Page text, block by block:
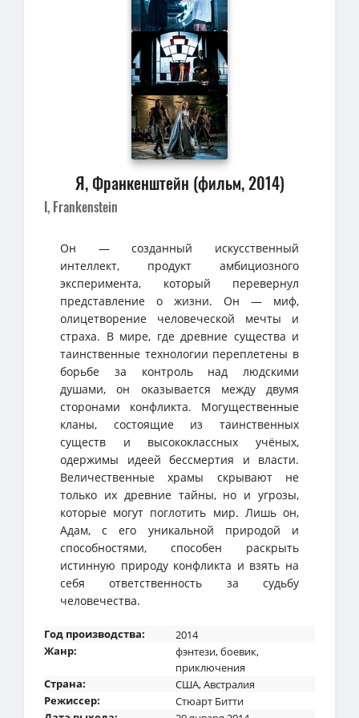
Я, Франкенштейн (фильм, 2014)
I, Frankenstein
Он — созданный искусственный
интеллект, продукт амбициозного
эксперимента, который перевернул
представление о жизни. Он — миф,
олицетворение человеческой мечты и
страха. В мире, где древние существа и
таинственные технологии переплетены в
борьбе за контроль над людскими
душами, он оказывается между двумя
сторонами конфликта. Могущественные
кланы, состоящие из таинственных
существ и высококлассных учёных,
одержимы идеей бессмертия и власти.
Величественные храмы скрывают не
только их древние тайны, но и угрозы,
которые могут поглотить мир. Лишь он,
Адам, с его уникальной природой и
способностями, способен раскрыть
истинную природу конфликта и взять на
себя ответственность за судьбу
человечества.
Год производства:
2014
Жанр:
фэнтези,боевик,
приключения
Страна:
США,Австралия
Режиссер:
Стюарт Битти